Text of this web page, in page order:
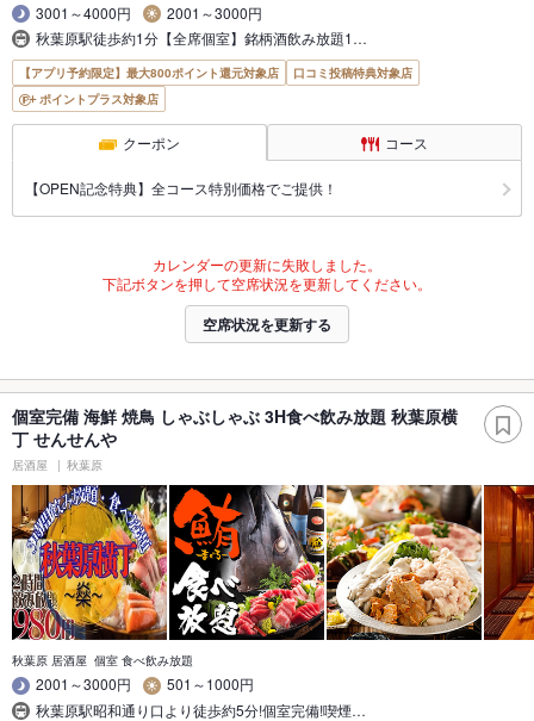
3001～4000円
2001～3000円
秋葉原駅徒歩約1分【全席個室】銘柄酒飲み放題1…
【アプリ予約限定】最大800ポイント還元対象店
口コミ投稿特典対象店
ポイントプラス対象店
クーポン コース
【OPEN記念特典】全コース特別価格でご提供！
カレンダーの更新に失敗しました。
下記ボタンを押して空席状況を更新してください。
空席状況を更新する
個室完備 海鮮 焼鳥 しゃぶしゃぶ 3H食べ飲み放題 秋葉原横
丁 せんせんや
居酒屋 秋葉原
秋葉原 居酒屋 個室 食べ飲み放題
2001～3000円
501～1000円
秋葉原駅昭和通り口より徒歩約5分!個室完備!喫煙…